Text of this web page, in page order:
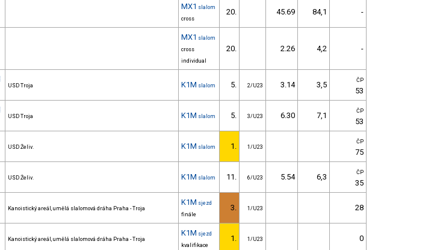
MX1 slalom
cross
20. 45.69 84,1 -
MX1 slalom
cross
individual
20. 2.26 4,2 -
USD Troja K1M slalom 5. 2/U23 3.14 3,5 ČP
53
USD Troja K1M slalom 5. 3/U23 6.30 7,1 ČP
53
USD Želiv. K1M slalom 1. 1/U23
ČP
75
USD Želiv. K1M slalom 11. 6/U23 5.54 6,3 ČP
35
Kanoistický areál, umělá slalomová dráha Praha - Troja
K1M sjezd
finále
3. 1/U23 28
Kanoistický areál, umělá slalomová dráha Praha - Troja
K1M sjezd
kvalifikace
1. 1/U23 0